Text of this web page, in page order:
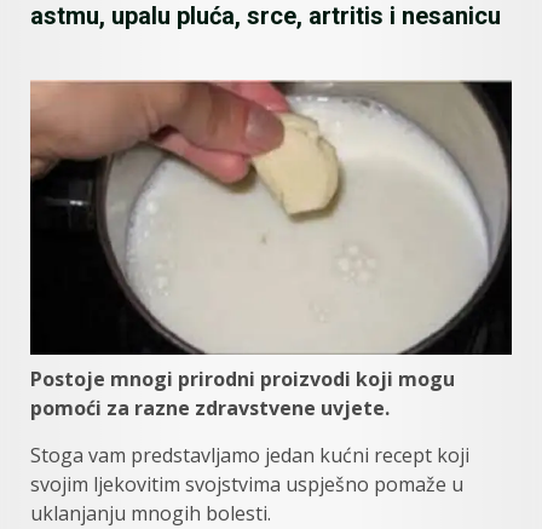
astmu, upalu pluća, srce, artritis i nesanicu
Postoje mnogi prirodni proizvodi koji mogu
pomoći za razne zdravstvene uvjete.
Stoga vam predstavljamo jedan kućni recept koji
svojim ljekovitim svojstvima uspješno pomaže u
uklanjanju mnogih bolesti.